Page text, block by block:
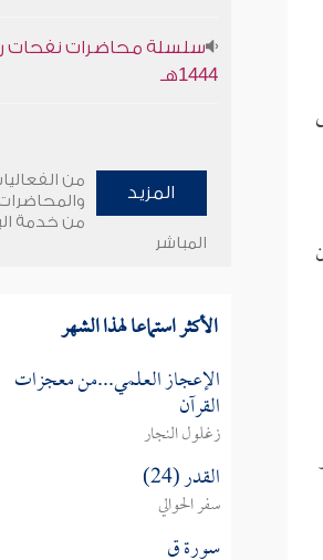
سلسلة محاضرات نفحات
1444هـ
المزيد
من
من خدمة
المباشر
الأكثر استماعا لهذا الشهر
الإعجاز العلمي...من معجزات
القرآن
زغلول النجار
القدر (24)
سفر الحوالي
سورة ق